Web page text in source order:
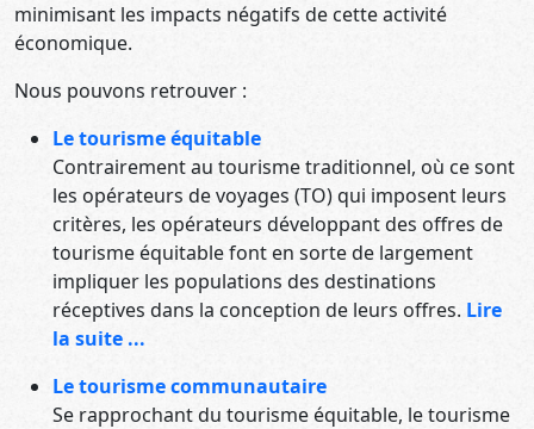
minimisant les impacts négatifs de cette activité
économique.
Nous pouvons retrouver :
Le tourisme équitable
Contrairement au tourisme traditionnel, où ce sont
les opérateurs de voyages (TO) qui imposent leurs
critères, les opérateurs développant des offres de
tourisme équitable font en sorte de largement
impliquer les populations des destinations
réceptives dans la conception de leurs offres. Lire
la suite ...
Le tourisme communautaire
Se rapprochant du tourisme équitable, le tourisme